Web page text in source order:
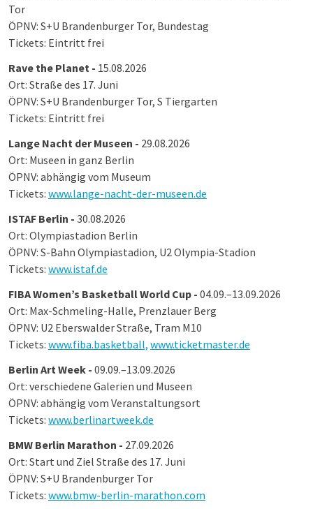
Tor
ÖPNV: S+U Brandenburger Tor, Bundestag
Tickets: Eintritt frei
Rave the Planet - 15.08.2026
Ort: Straße des 17. Juni
ÖPNV: S+U Brandenburger Tor, S Tiergarten
Tickets: Eintritt frei
Lange Nacht der Museen - 29.08.2026
Ort: Museen in ganz Berlin
ÖPNV: abhängig vom Museum
Tickets: www.lange-nacht-der-museen.de
ISTAF Berlin - 30.08.2026
Ort: Olympiastadion Berlin
ÖPNV: S-Bahn Olympiastadion, U2 Olympia-Stadion
Tickets: www.istaf.de
FIBA Women’s Basketball World Cup - 04.09.–13.09.2026
Ort: Max-Schmeling-Halle, Prenzlauer Berg
ÖPNV: U2 Eberswalder Straße, Tram M10
Tickets: www.fiba.basketball, www.ticketmaster.de
Berlin Art Week - 09.09.–13.09.2026
Ort: verschiedene Galerien und Museen
ÖPNV: abhängig vom Veranstaltungsort
Tickets: www.berlinartweek.de
BMW Berlin Marathon - 27.09.2026
Ort: Start und Ziel Straße des 17. Juni
ÖPNV: S+U Brandenburger Tor
Tickets: www.bmw-berlin-marathon.com